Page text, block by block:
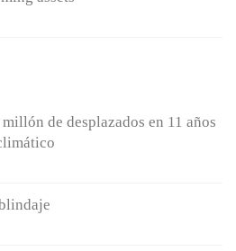
de desplazados en 11 años